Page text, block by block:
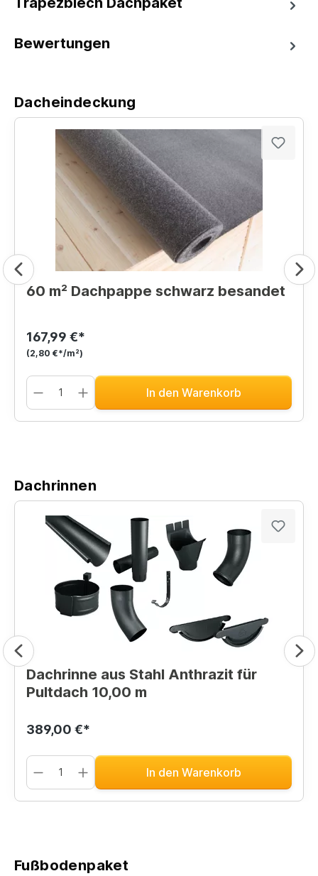
Bewertungen
Dacheindeckung
60 m² Dachpappe schwarz besandet
167,99 €*
(2,80 €*/m²)
In den Warenkorb
Dachrinnen
Dachrinne aus Stahl Anthrazit für
Pultdach 10,00 m
389,00 €*
In den Warenkorb
Fußbodenpaket